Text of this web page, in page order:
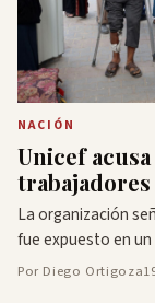
NACIÓN
Unicef
La organización
fue expuesto en
Por Diego Ortigoza